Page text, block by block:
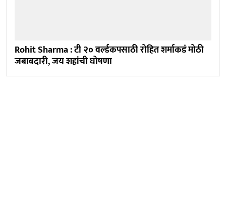
Rohit Sharma : टी २० वर्ल्डकपसाठी रोहित शर्माकडं मोठी
जबाबदारी, जय शहांची घोषणा